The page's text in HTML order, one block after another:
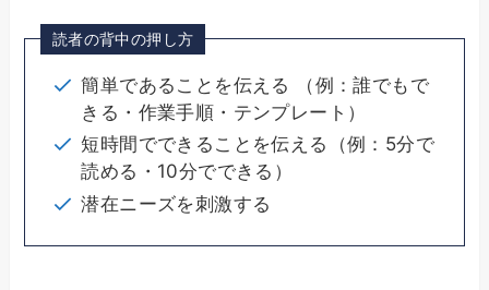
読者の背中の押し方
簡単であることを伝える （例：誰でもで
きる・作業手順・テンプレート）
短時間でできることを伝える（例：5分で
読める・10分でできる）
潜在ニーズを刺激する